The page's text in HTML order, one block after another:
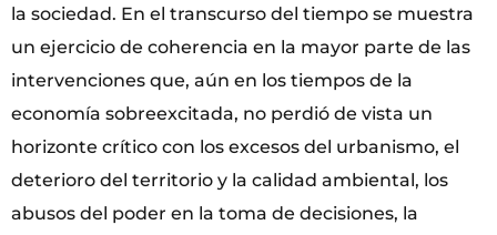
la sociedad. En el transcurso del tiempo se muestra
un ejercicio de coherencia en la mayor parte de las
intervenciones que, aún en los tiempos de la
economía sobreexcitada, no perdió de vista un
horizonte crítico con los excesos del urbanismo, el
deterioro del territorio y la calidad ambiental, los
abusos del poder en la toma de decisiones, la